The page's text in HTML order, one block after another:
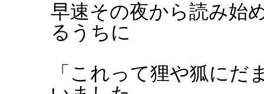
早速その夜から読み始
るうちに
「これって狸や狐にだ